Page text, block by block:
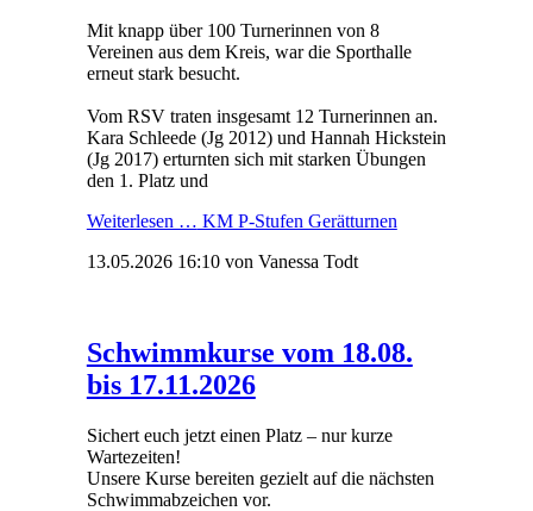
Mit knapp über 100 Turnerinnen von 8
Vereinen aus dem Kreis, war die Sporthalle
erneut stark besucht.
Vom RSV traten insgesamt 12 Turnerinnen an.
Kara Schleede (Jg 2012) und Hannah Hickstein
(Jg 2017) erturnten sich mit starken Übungen
den 1. Platz und
Weiterlesen … KM P-Stufen Gerätturnen
13.05.2026 16:10von Vanessa Todt
Schwimmkurse vom 18.08.
bis 17.11.2026
Sichert euch jetzt einen Platz – nur kurze
Wartezeiten!
Unsere Kurse bereiten gezielt auf die nächsten
Schwimmabzeichen vor.